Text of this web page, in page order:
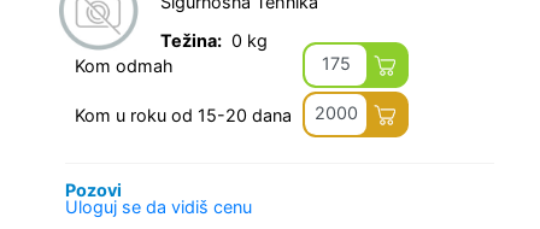
Težina: 0 kg
Kom odmah
175
Kom u roku od 15-20 dana 2000
Pozovi
Uloguj se da vidiš cenu